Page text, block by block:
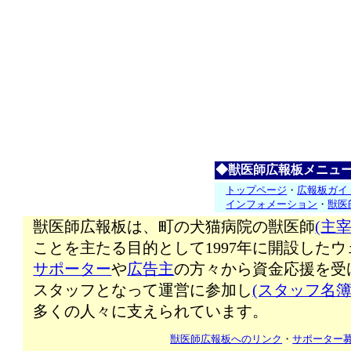
◆獣医師広報板メニュ
トップページ ・ 広報板ガイ
インフォメーション ・獣医
獣医師広報板は、町の犬猫病院の獣医師(主
ことを主たる目的として1997年に開設した
サポーターや広告主の方々から資金応援を受
スタッフとなって運営に参加し(スタッフ名
多くの人々に支えられています。
獣医師広報板へのリンク ・サポーター